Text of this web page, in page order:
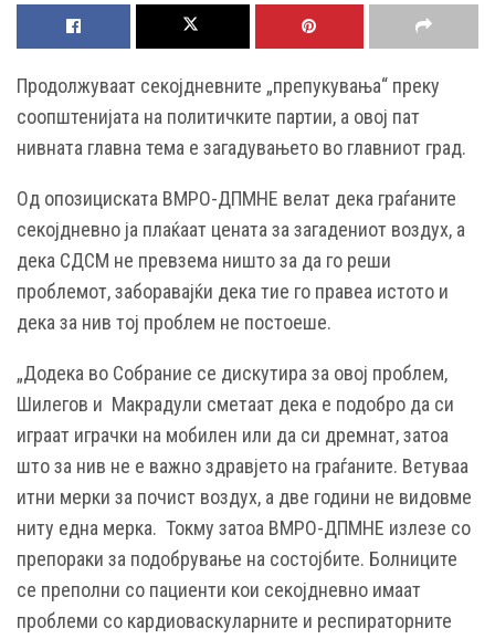
Продолжуваат секојдневните „препукувања“ преку
соопштенијата на политичките партии, а овој пат
нивната главна тема е загадувањето во главниот град.
Од опозициската ВМРО-ДПМНЕ велат дека граѓаните
секојдневно ја плаќаат цената за загадениот воздух, а
дека СДСМ не превзема ништо за да го реши
проблемот, заборавајќи дека тие го правеа истото и
дека за нив тој проблем не постоеше.
„Додека во Собрание се дискутира за овој проблем,
Шилегов и Макрадули сметаат дека е подобро да си
играат играчки на мобилен или да си дремнат, затоа
што за нив не е важно здравјето на граѓаните. Ветуваа
итни мерки за почист воздух, а две години не видовме
ниту една мерка. Токму затоа ВМРО-ДПМНЕ излезе со
препораки за подобрување на состојбите. Болниците
се преполни со пациенти кои секојдневно имаат
проблеми со кардиоваскуларните и респираторните